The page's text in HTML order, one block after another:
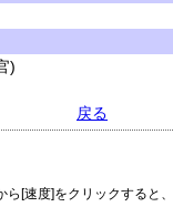
)
戻る
ら[速度]をクリックすると